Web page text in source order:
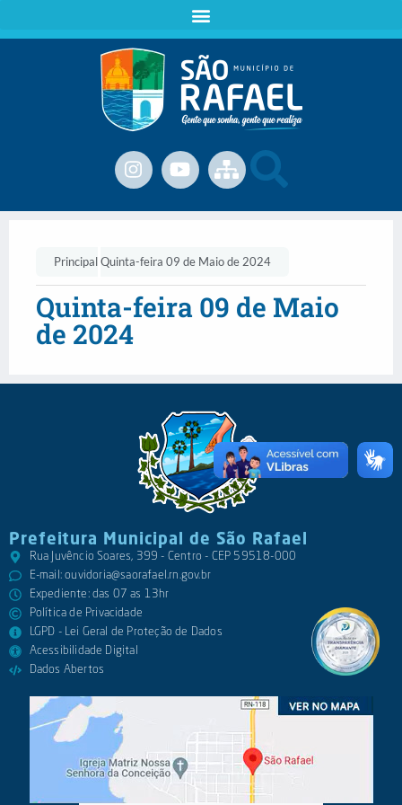
PrincipalQuinta-feira 09 de Maio de 2024
Quinta-feira 09 de Maio
de 2024
Prefeitura Municipal de São Rafael
Rua Juvêncio Soares, 399 - Centro - CEP 59518-000
E-mail:ouvidoria@saorafael.rn.gov.br
Expediente: das 07 as 13hr
Política de Privacidade
LGPD - Lei Geral de Proteção de Dados
Acessibilidade Digital
Dados Abertos